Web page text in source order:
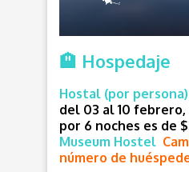
🏨 Hospedaje
Hostal (por
del 03 al 10
por 6 noches es de
Museum Hostel
número de